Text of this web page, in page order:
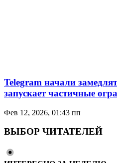
Telegram начали
запускает частичные
Фев 12, 2026, 01:43 пп
ВЫБОР ЧИТАТЕЛЕЙ